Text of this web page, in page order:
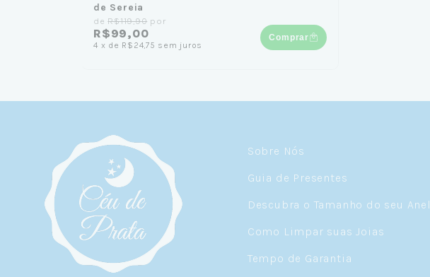
de Sereia
deR$119,90 por
R$99,00
4 x de R$24,75 sem juros
Comprar
Sobre Nós
Guia de Presentes
Descubra o Tamanho do seu Anel
Como Limpar suas Joias
Tempo de Garantia